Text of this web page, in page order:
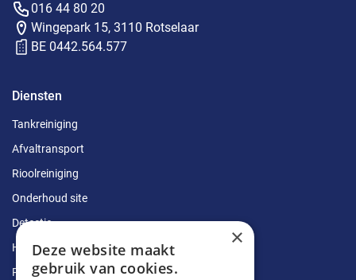
016 44 80 20
Wingepark 15, 3110 Rotselaar
BE 0442.564.577
Diensten
Tankreiniging
Afvaltransport
Rioolreiniging
Onderhoud site
Detectie
Herstellingen
Ruimingen
×
Deze website maakt
gebruik van cookies.